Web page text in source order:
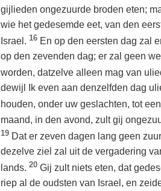
gijlieden ongezuurde broden eten;
wie het gedesemde eet, van den
Israel. 16 En op den eersten dag zal
op den zevenden dag; er zal geen
worden, datzelve alleen mag van
dewijl Ik even aan denzelfden dag
houden, onder uw geslachten, tot
maand, in den avond, zult gij
19 Dat er zeven dagen lang geen
dezelve ziel zal uit de vergadering
lands. 20 Gij zult niets eten, dat
riep al de oudsten van Israel, en